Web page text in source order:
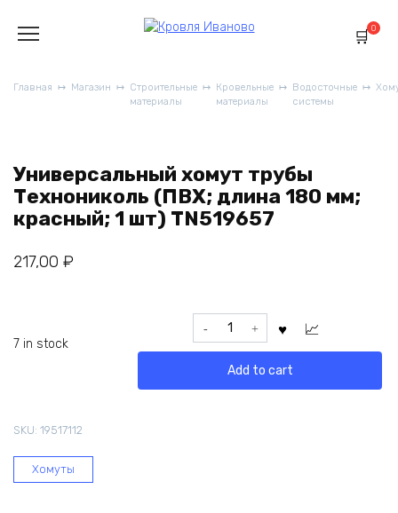
содержанию
0
Главная Магазин
Строительные
материалы
Кровельные
материалы
Водосточные
системы
Универсальный хомут трубы
Технониколь (ПВХ; длина 180 мм;
красный; 1 шт) TN519657
217,00 ₽
7 in stock
Универсальный
хомут
Технониколь
Add to cart
SKU: 19517112
Хомуты